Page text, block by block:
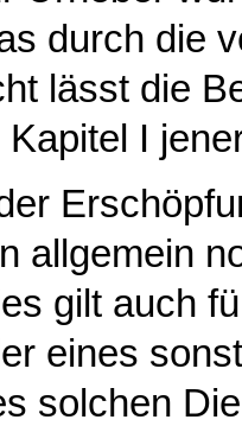
durch die
lässt die
I
allgemein
gilt auch
eines
solchen